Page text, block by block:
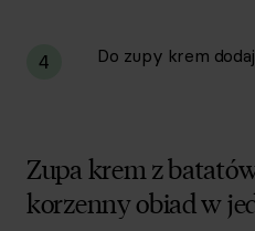
4 Do zupy krem
Zupa krem z
korzenny obiad w